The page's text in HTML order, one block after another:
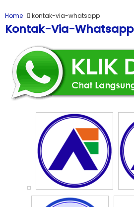
Home kontak-via-whatsapp
Kontak-Via-Whatsapp